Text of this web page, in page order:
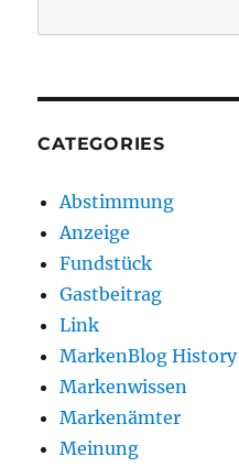
CATEGORIES
Abstimmung
Anzeige
Fundstück
Gastbeitrag
Link
MarkenBlog History
Markenwissen
Markenämter
Meinung